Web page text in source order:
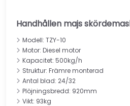
Handhållen majs
Modell: TZY-10
Motor: Diesel motor
Kapacitet: 500kg/h
Struktur: Främre monterad
Antal blad: 24/32
Plöjningsbredd: 920mm
Vikt: 93kg